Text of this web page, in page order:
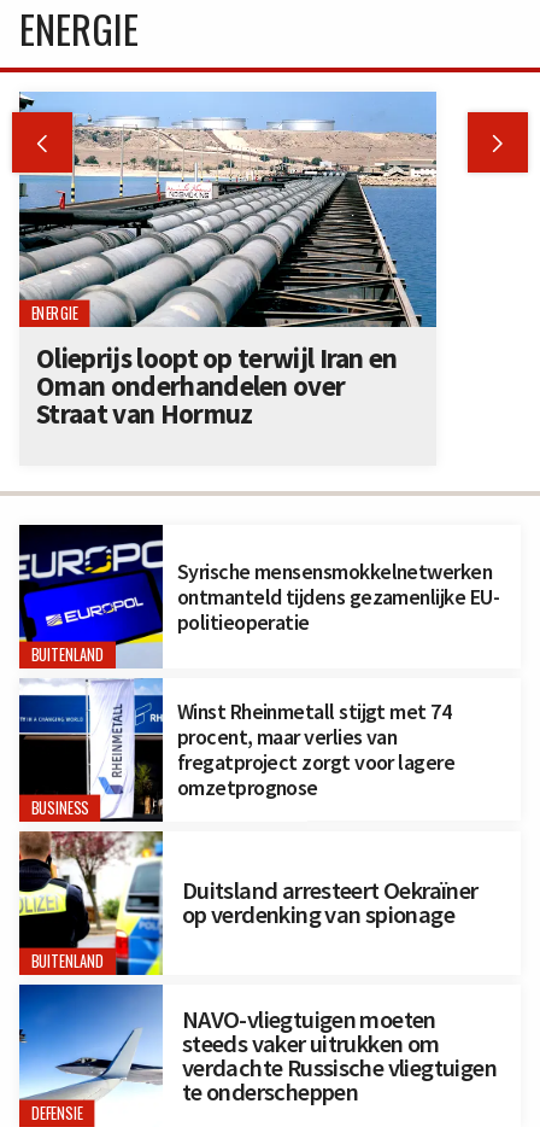
BUITENLAND
Syrische mensensmokkelnetwerken
ontmanteld tijdens gezamenlijke EU-
politieoperatie
BUSINESS
Winst Rheinmetall stijgt met 74
procent, maar verlies van
fregatproject zorgt voor lagere
omzetprognose
BUITENLAND
Duitsland arresteert Oekraïner
op verdenking van spionage
DEFENSIE
NAVO-vliegtuigen moeten
steeds vaker uitrukken om
verdachte Russische vliegtuigen
te onderscheppen
ENERGIE
 
ENERGIE
Olieprijs loopt op terwijl Iran en
Oman onderhandelen over
Straat van Hormuz